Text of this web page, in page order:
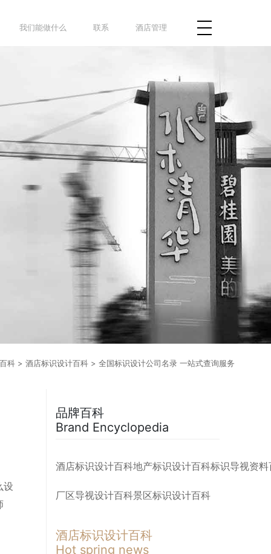
我们能做什么 联系 酒店管理
科 > 酒店标识设计百科 > 全国标识设计公司名录 一站式查询服务
设
品牌百科
Brand Encyclopedia
酒店标识设计百科地产标识设计百科标识导视资料
厂区导视设计百科景区标识设计百科
酒店标识设计百科
Hot spring news